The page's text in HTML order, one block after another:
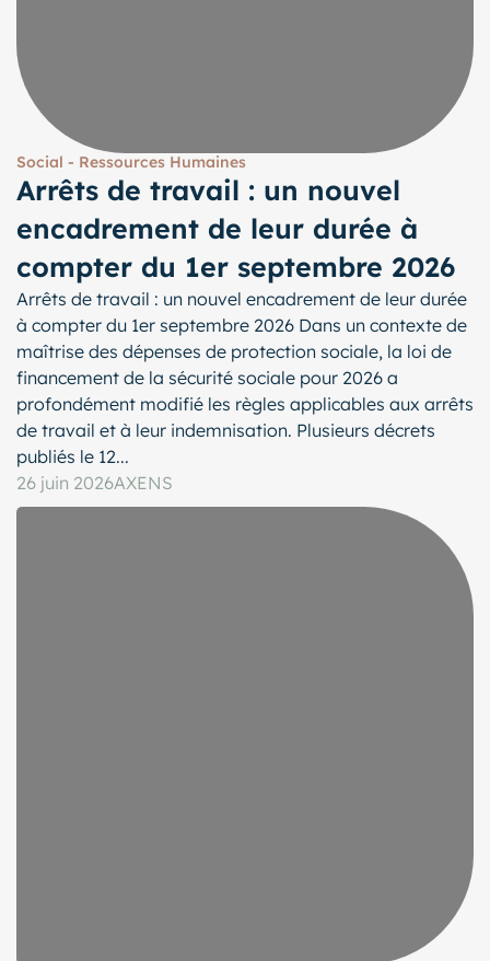
Social - Ressources Humaines
Arrêts de travail : un nouvel
encadrement de leur durée à
compter du 1er septembre 2026
Arrêts de travail : un nouvel encadrement de leur durée
à compter du 1er septembre 2026 Dans un contexte de
maîtrise des dépenses de protection sociale, la loi de
financement de la sécurité sociale pour 2026 a
profondément modifié les règles applicables aux arrêts
de travail et à leur indemnisation. Plusieurs décrets
publiés le 12...
26 juin 2026AXENS